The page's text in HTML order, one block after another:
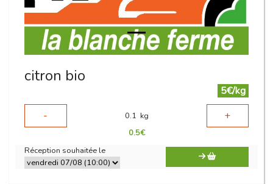
citron bio
5€/kg
-
0.1 kg +
0.5€
Réception souhaitée le